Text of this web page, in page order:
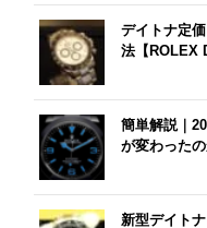
デイトナ定
法【ROLEX
簡単解説｜
が変わった
新型デイト